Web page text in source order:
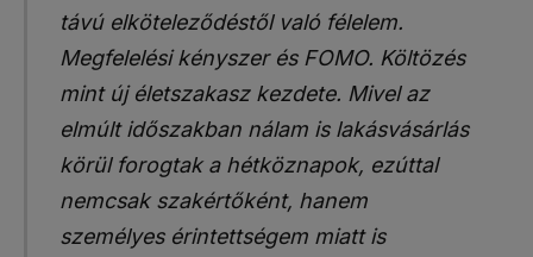
távú elköteleződéstől való félelem.
Megfelelési kényszer és FOMO. Költözés
mint új életszakasz kezdete. Mivel az
elmúlt időszakban nálam is lakásvásárlás
körül forogtak a hétköznapok, ezúttal
nemcsak szakértőként, hanem
személyes érintettségem miatt is